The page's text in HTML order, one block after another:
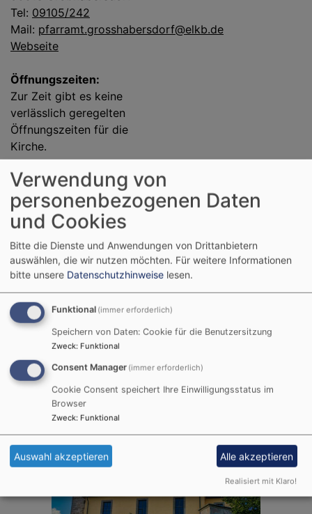
Tel: 09105/242
Mail: pfarramt.grosshabersdorf@elkb.de
Webseite
Öffnungszeiten:
Zur Zeit gibt es keine
verlässlich geregelten
Öffnungszeiten für die
Kirche.
Verwendung von
personenbezogenen Daten
und Cookies
Bitte die Dienste und Anwendungen von Drittanbietern
auswählen, die wir nutzen möchten. Für weitere Informationen
bitte unsere Datenschutzhinweise lesen.
Funktional (immer erforderlich)
Speichern von Daten: Cookie für die Benutzersitzung
Zweck: Funktional
Consent Manager (immer erforderlich)
Cookie Consent speichert Ihre Einwilligungsstatus im
Browser
Zweck: Funktional
Auswahl akzeptieren Alle akzeptieren
Realisiert mit Klaro!